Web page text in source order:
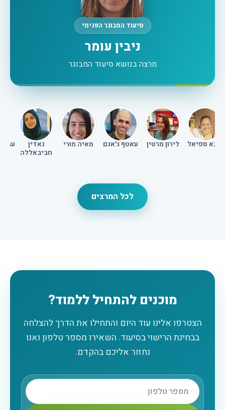
סיעוד המבוגר הפנימי
ניבין עומר
מרצה בנושא סיעוד המבוגר
מונא ספיאל לירון מרטין עאטף ג'אנם מאיה מורי
נאדין
חביבאללה
לכל המרצים
מוכנים להתחיל ללמוד?
הצטרפו אלינו עוד היום והתחילו את הדרך להצלחה
בבחינת הרישוי בסיעוד. השאירו מספר טלפון ואנו
נחזור אליכם בהקדם.